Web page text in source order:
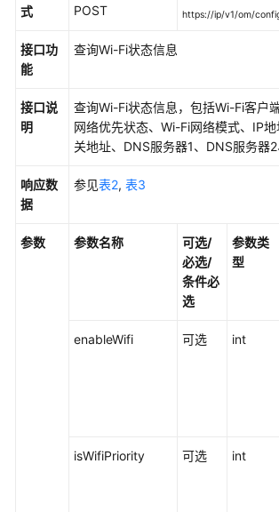
言
介
指
HTTP
函
式
POST https://ip/v1/om/
接口功
能
查询Wi-Fi状态信息
接口说
明
查询Wi-Fi状态信息，包括Wi-Fi客户
网络优先状态、Wi-Fi网络模式、IP
关地址、DNS服务器1、DNS服务器
响应数
据
参见表2, 表3
参数 参数名称
可选/
必选/
条件必
选
参数类
型
enableWifi 可选 int
isWifiPriority 可选 int